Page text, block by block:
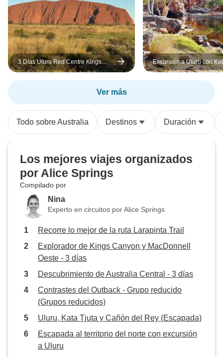
3 Días Uluru Red Centre Kings
Canyon (Acampada) - Desde Ayers
Rock
Excursión a Uluru con
Kings Canyon y las
MacDonnell (desde Alice
Ver más
Todo sobre Australia Destinos Duración
Los mejores viajes organizados
por Alice Springs
Compilado por
Nina
Experto en circuitos por Alice Springs
Recorre lo mejor de la ruta Larapinta Trail
Explorador de Kings Canyon y MacDonnell
Oeste - 3 días
Descubrimiento de Australia Central - 3 días
Contrastes del Outback - Grupo reducido
(Grupos reducidos)
Uluru, Kata Tjuta y Cañón del Rey (Escapada)
Escapada al territorio del norte con excursión
a Uluru